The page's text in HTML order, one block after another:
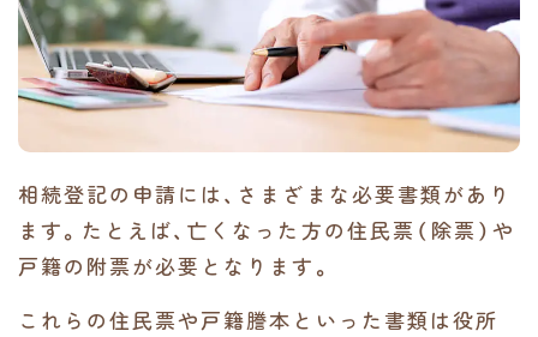
相続登記の申請には、さまざまな必要書類があり
ます。たとえば、亡くなった方の住民票（除票）や
戸籍の附票が必要となります。
これらの住民票や戸籍謄本といった書類は役所